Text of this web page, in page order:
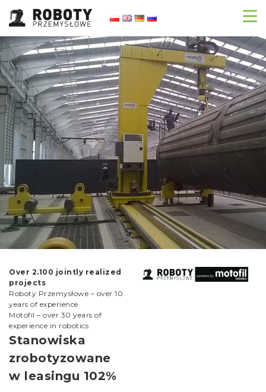
Over 2.100 jointly realized
projects
Roboty Przemysłowe – over 10
years of experience
Motofil – over 30 years of
experience in robotics
Stanowiska
zrobotyzowane
w leasingu 102%